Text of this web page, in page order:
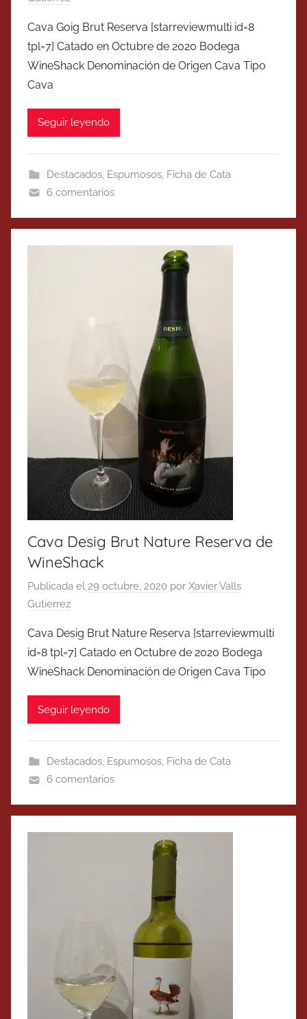
Cava Goig Brut Reserva [starreviewmulti id=8
tpl=7] Catado en Octubre de 2020 Bodega
WineShack Denominación de Origen Cava Tipo
Cava
Seguir leyendo
Destacados, Espumosos, Ficha de Cata
6 comentarios
Cava Desig Brut Nature Reserva de
WineShack
Publicada el 29 octubre, 2020 por Xavier Valls
Gutierrez
Cava Desig Brut Nature Reserva [starreviewmulti
id=8 tpl=7] Catado en Octubre de 2020 Bodega
WineShack Denominación de Origen Cava Tipo
Seguir leyendo
Destacados, Espumosos, Ficha de Cata
6 comentarios